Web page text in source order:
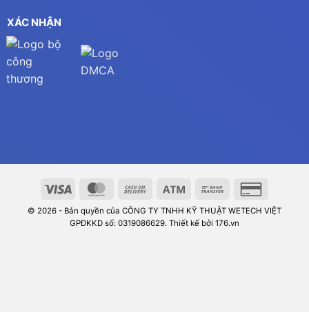
XÁC NHẬN
© 2026 - Bản quyền của CÔNG TY TNHH KỸ THUẬT WETECH VIỆT
GPĐKKD số: 0319086629. Thiết kế bởi 176.vn